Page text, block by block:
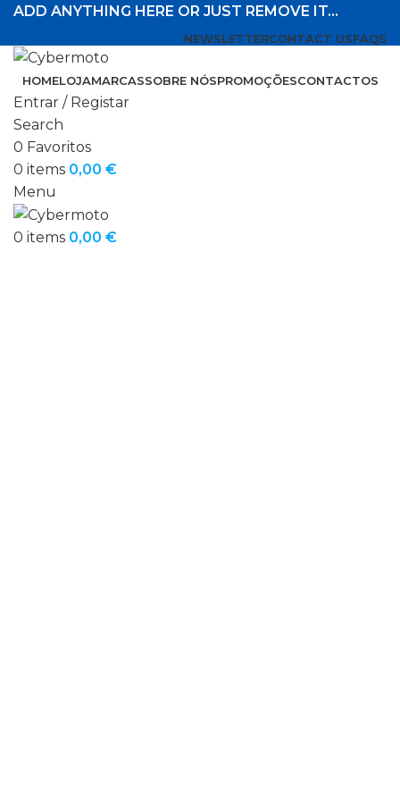
ADD ANYTHING HERE OR JUST REMOVE IT…
NEWSLETTERCONTACT USFAQS
HOMELOJAMARCASSOBRE NÓSPROMOÇÕESCONTACTOS
Entrar / Registar
Search
0 Favoritos
0 items 0,00 €
Menu
0 items 0,00 €